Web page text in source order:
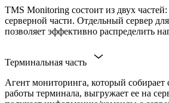
TMS Monitoring состоит из двух
серверной части. Отдельный сервер
позволяет эффективно распределить
Терминальная часть
Агент мониторинга, который собирает
работы терминала, выгружает ее на